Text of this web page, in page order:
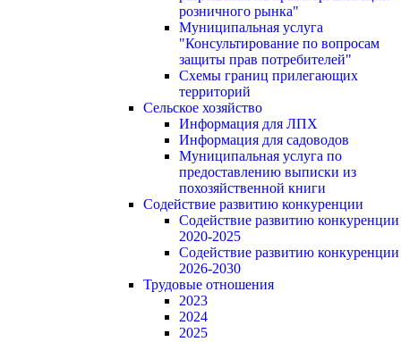
розничного рынка"
Муниципальная услуга
"Консультирование по вопросам
защиты прав потребителей"
Схемы границ прилегающих
территорий
Сельское хозяйство
Информация для ЛПХ
Информация для садоводов
Муниципальная услуга по
предоставлению выписки из
похозяйственной книги
Содействие развитию конкуренции
Содействие развитию конкуренции
2020-2025
Содействие развитию конкуренции
2026-2030
Трудовые отношения
2023
2024
2025